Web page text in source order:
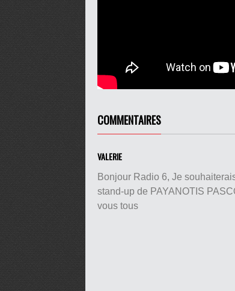
COMMENTAIRES
VALERIE
Bonjour Radio 6, Je
stand-up de PAYANOTIS
vous tous